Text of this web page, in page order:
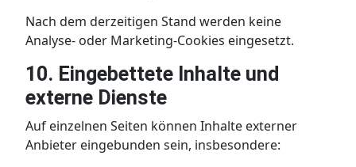
Nach dem derzeitigen Stand werden keine
Analyse- oder Marketing-Cookies eingesetzt.
10. Eingebettete Inhalte und
externe Dienste
Auf einzelnen Seiten können Inhalte externer
Anbieter eingebunden sein, insbesondere: